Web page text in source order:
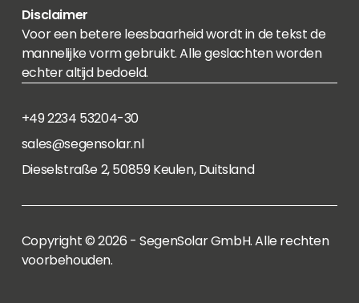
Disclaimer
Voor een betere leesbaarheid wordt in de tekst de
mannelijke vorm gebruikt. Alle geslachten worden
echter altijd bedoeld.
+49 2234 53204-30
sales@segensolar.nl
Dieselstraße 2, 50859 Keulen, Duitsland
Copyright © 2026 - SegenSolar GmbH. Alle rechten
voorbehouden.